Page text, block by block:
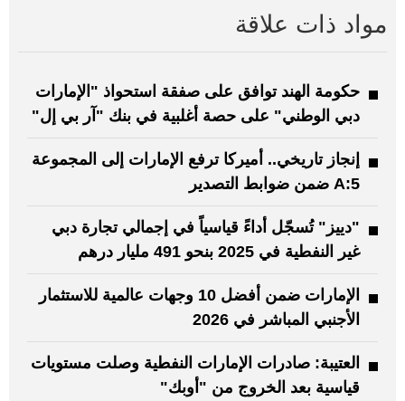
مواد ذات علاقة
حكومة الهند توافق على صفقة استحواذ "الإمارات
دبي الوطني" على حصة أغلبية في بنك "آر بي إل"
إنجاز تاريخي.. أميركا ترفع الإمارات إلى المجموعة
A:5 ضمن ضوابط التصدير
"دييز" تُسجّل أداءً قياسياً في إجمالي تجارة دبي
غير النفطية في 2025 بنحو 491 مليار درهم
الإمارات ضمن أفضل 10 وجهات عالمية للاستثمار
الأجنبي المباشر في 2026
العتيبة: صادرات الإمارات النفطية وصلت مستويات
قياسية بعد الخروج من "أوبك"